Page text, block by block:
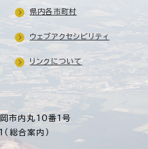
内丸10番1号
総合案内）
県内各市町村
ウェブアクセシビリティ
リンクについて